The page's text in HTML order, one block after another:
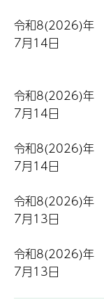
令和8(2026)年
7月14日
令和8(2026)年
7月14日
令和8(2026)年
7月14日
令和8(2026)年
7月13日
令和8(2026)年
7月13日